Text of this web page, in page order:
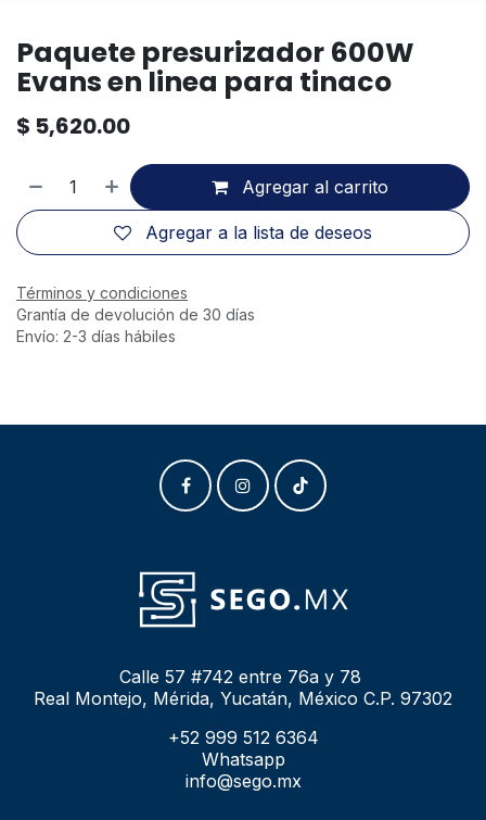
Paquete presurizador 600W
Evans en linea para tinaco
$ 5,620.00
Agregar al carrito
Agregar a la lista de deseos
Términos y condiciones
Grantía de devolución de 30 días
Envío: 2-3 días hábiles
Calle 57 #742 entre 76a y 78
Real Montejo, Mérida, Yucatán, México C.P. 97302
+52 999 512 6364
Whatsapp
info@sego.mx